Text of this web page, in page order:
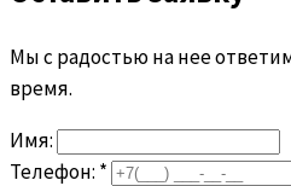
Мы с радостью на нее
время.
Имя:
Телефон: *